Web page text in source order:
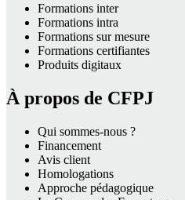
Formations inter
Formations intra
Formations sur mesure
Formations certifiantes
Produits digitaux
À propos de CFPJ
Qui sommes-nous ?
Financement
Avis client
Homologations
Approche pédagogique